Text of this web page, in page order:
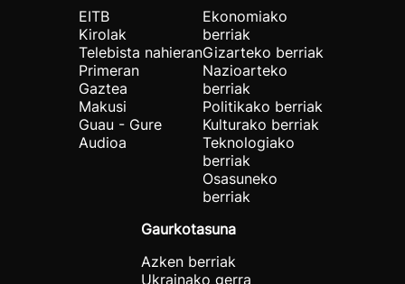
EITB
Kirolak
Telebista nahieran
Primeran
Gaztea
Makusi
Guau - Gure
Audioa
Ekonomiako
berriak
Gizarteko berriak
Nazioarteko
berriak
Politikako berriak
Kulturako berriak
Teknologiako
berriak
Osasuneko
berriak
Gaurkotasuna
Azken berriak
Ukrainako gerra